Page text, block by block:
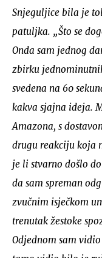
Snjeguljice bila je
patuljka. „Što se
Onda sam jednog
zbirku
svedena na 60
kakva sjajna ideja.
Amazona, s
drugu reakciju koja
je li stvarno došlo
da sam spreman
zvučnim isječkom
trenutak žestoke
Odjednom sam